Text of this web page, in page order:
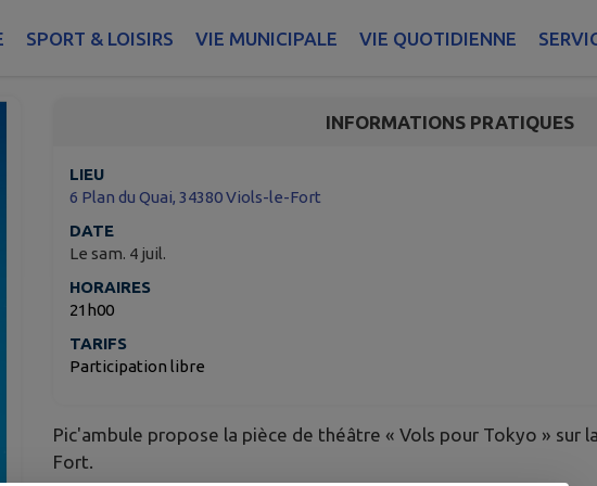
SPORT & LOISIRS VIE MUNICIPALE VIE QUOTIDIENNE
INFORMATIONS PRATIQUES
LIEU
6 Plan du Quai, 34380 Viols-le-Fort
DATE
Le sam. 4 juil.
HORAIRES
21h00
TARIFS
Participation libre
Pic'ambule propose la pièce de théâtre « Vols pour Tokyo » sur
Fort.